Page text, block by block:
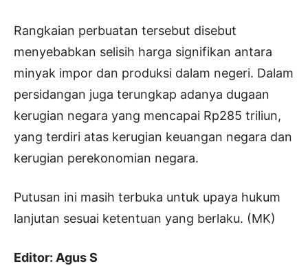
Rangkaian perbuatan tersebut disebut
menyebabkan selisih harga signifikan antara
minyak impor dan produksi dalam negeri. Dalam
persidangan juga terungkap adanya dugaan
kerugian negara yang mencapai Rp285 triliun,
yang terdiri atas kerugian keuangan negara dan
kerugian perekonomian negara.
Putusan ini masih terbuka untuk upaya hukum
lanjutan sesuai ketentuan yang berlaku. (MK)
Editor: Agus S